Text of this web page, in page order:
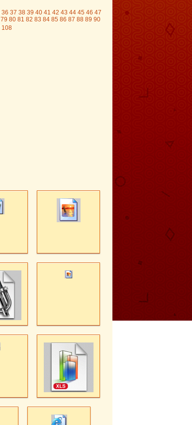
36 37 38 39 40 41 42 43 44 45 46 47
79 80 81 82 83 84 85 86 87 88 89 90
108